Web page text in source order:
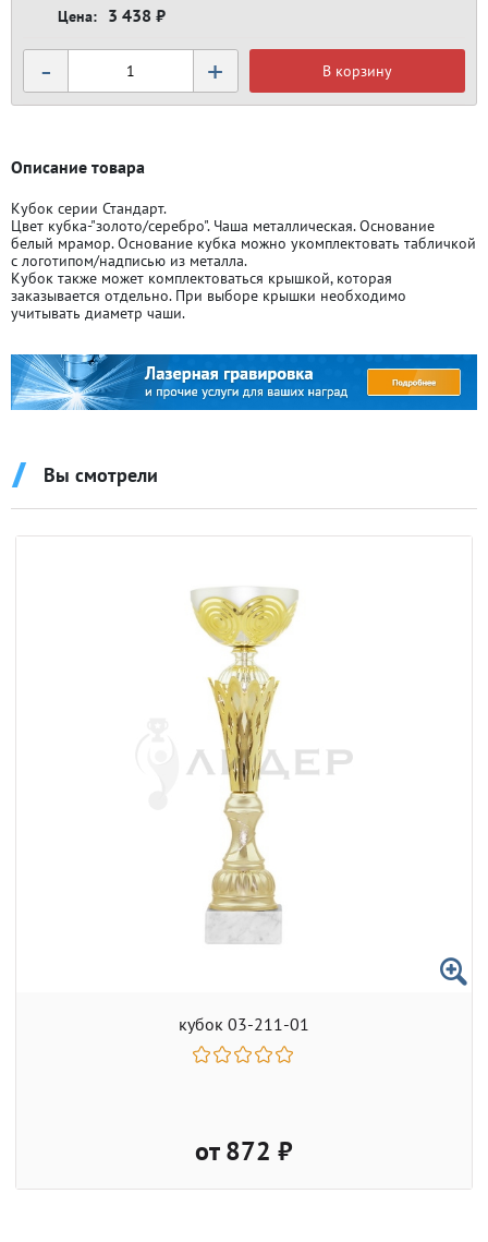
3 438 ₽
- + В корзину
Описание товара
Кубок серии Стандарт.
Цвет кубка-"золото/серебро". Чаша металлическая. Основание
белый мрамор. Основание кубка можно укомплектовать табличкой
с логотипом/надписью из металла.
Кубок также может комплектоваться крышкой, которая
заказывается отдельно. При выборе крышки необходимо
учитывать диаметр чаши.
Вы смотрели
кубок 03-211-01
от 872 ₽